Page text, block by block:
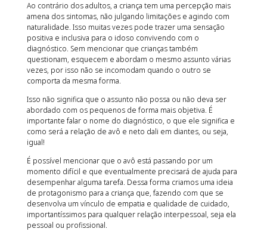
Ao contrário dos adultos, a criança tem uma percepção mais
amena dos sintomas, não julgando limitações e agindo com
naturalidade. Isso muitas vezes pode trazer uma sensação
positiva e inclusiva para o idoso convivendo com o
diagnóstico. Sem mencionar que crianças também
questionam, esquecem e abordam o mesmo assunto várias
vezes, por isso não se incomodam quando o outro se
comporta da mesma forma.
Isso não significa que o assunto não possa ou não deva ser
abordado com os pequenos de forma mais objetiva. É
importante falar o nome do diagnóstico, o que ele significa e
como será a relação de avô e neto dali em diantes, ou seja,
igual!
É possível mencionar que o avô está passando por um
momento difícil e que eventualmente precisará de ajuda para
desempenhar alguma tarefa. Dessa forma criamos uma ideia
de protagonismo para a criança que, fazendo com que se
desenvolva um vínculo de empatia e qualidade de cuidado,
importantíssimos para qualquer relação interpessoal, seja ela
pessoal ou profissional.